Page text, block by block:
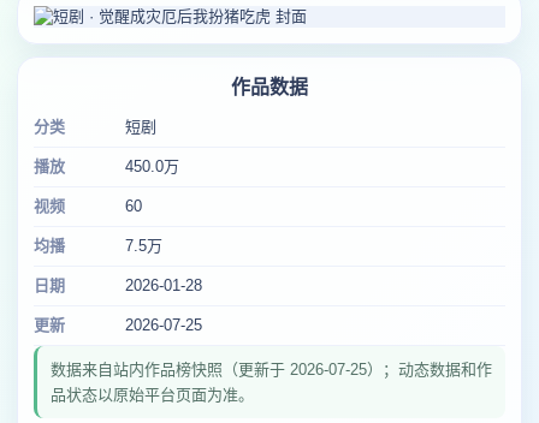
作品数据
分类 短剧
播放 450.0万
视频 60
均播 7.5万
日期 2026-01-28
更新 2026-07-25
数据来自站内作品榜快照（更新于 2026-07-25）；动态数据和作
品状态以原始平台页面为准。